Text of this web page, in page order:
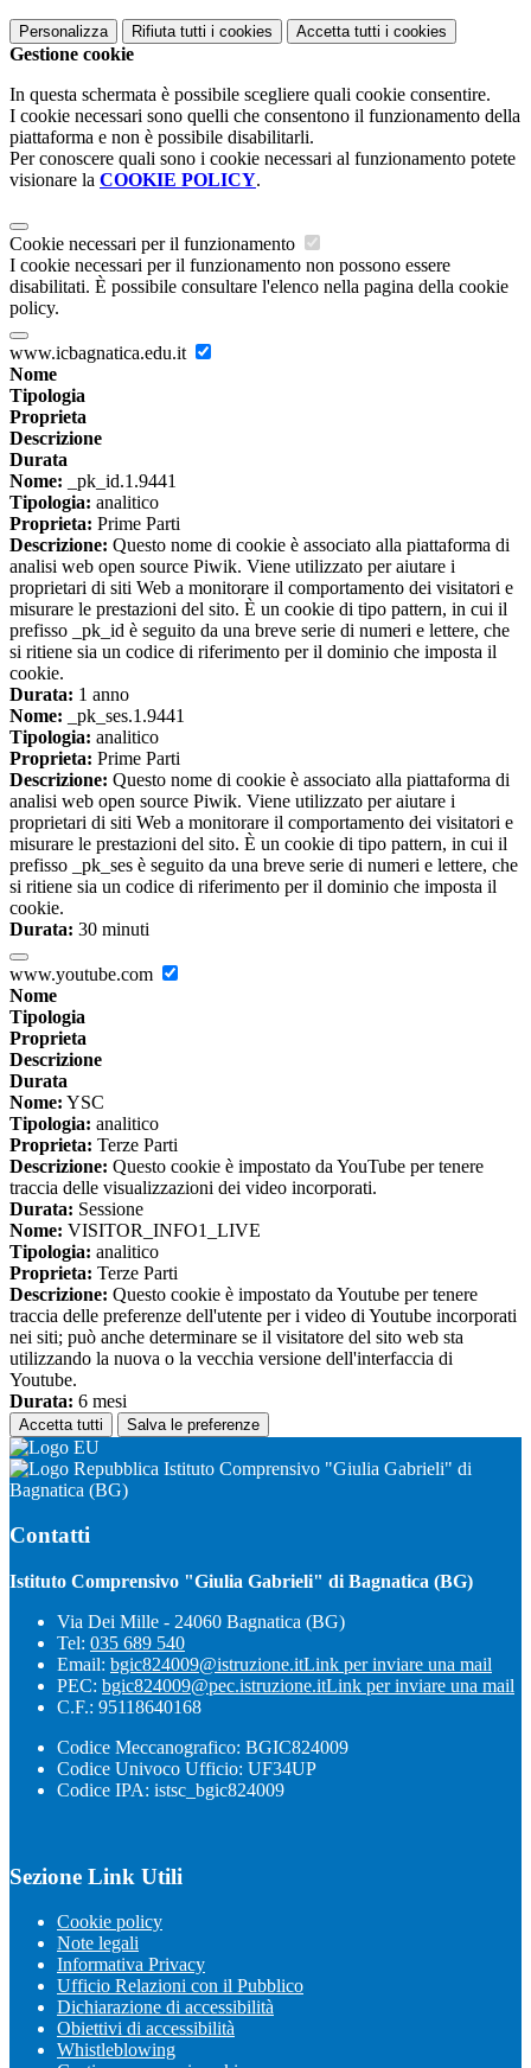
Personalizza Rifiuta tutti i cookies Accetta tutti i cookies
Gestione cookie
In questa schermata è possibile scegliere quali cookie consentire.
I cookie necessari sono quelli che consentono il funzionamento della
piattaforma e non è possibile disabilitarli.
Per conoscere quali sono i cookie necessari al funzionamento potete
visionare la COOKIE POLICY.
Cookie necessari per il funzionamento
I cookie necessari per il funzionamento non possono essere
disabilitati. È possibile consultare l'elenco nella pagina della cookie
policy.
www.icbagnatica.edu.it
Nome
Tipologia
Proprieta
Descrizione
Durata
Nome: _pk_id.1.9441
Tipologia: analitico
Proprieta: Prime Parti
Descrizione: Questo nome di cookie è associato alla piattaforma di
analisi web open source Piwik. Viene utilizzato per aiutare i
proprietari di siti Web a monitorare il comportamento dei visitatori e
misurare le prestazioni del sito. È un cookie di tipo pattern, in cui il
prefisso _pk_id è seguito da una breve serie di numeri e lettere, che
si ritiene sia un codice di riferimento per il dominio che imposta il
cookie.
Durata: 1 anno
Nome: _pk_ses.1.9441
Tipologia: analitico
Proprieta: Prime Parti
Descrizione: Questo nome di cookie è associato alla piattaforma di
analisi web open source Piwik. Viene utilizzato per aiutare i
proprietari di siti Web a monitorare il comportamento dei visitatori e
misurare le prestazioni del sito. È un cookie di tipo pattern, in cui il
prefisso _pk_ses è seguito da una breve serie di numeri e lettere, che
si ritiene sia un codice di riferimento per il dominio che imposta il
cookie.
Durata: 30 minuti
www.youtube.com
Nome
Tipologia
Proprieta
Descrizione
Durata
Nome: YSC
Tipologia: analitico
Proprieta: Terze Parti
Descrizione: Questo cookie è impostato da YouTube per tenere
traccia delle visualizzazioni dei video incorporati.
Durata: Sessione
Nome: VISITOR_INFO1_LIVE
Tipologia: analitico
Proprieta: Terze Parti
Descrizione: Questo cookie è impostato da Youtube per tenere
traccia delle preferenze dell'utente per i video di Youtube incorporati
nei siti; può anche determinare se il visitatore del sito web sta
utilizzando la nuova o la vecchia versione dell'interfaccia di
Youtube.
Durata: 6 mesi
Accetta tutti Salva le preferenze
Istituto Comprensivo "Giulia Gabrieli" di
Bagnatica (BG)
Contatti
Istituto Comprensivo "Giulia Gabrieli" di Bagnatica (BG)
Via Dei Mille - 24060 Bagnatica (BG)
Tel: 035 689 540
Email: bgic824009@istruzione.itLink per inviare una mail
PEC: bgic824009@pec.istruzione.itLink per inviare una mail
C.F.: 95118640168
Codice Meccanografico: BGIC824009
Codice Univoco Ufficio: UF34UP
Codice IPA: istsc_bgic824009
Sezione Link Utili
Cookie policy
Note legali
Informativa Privacy
Ufficio Relazioni con il Pubblico
Dichiarazione di accessibilità
Obiettivi di accessibilità
Whistleblowing